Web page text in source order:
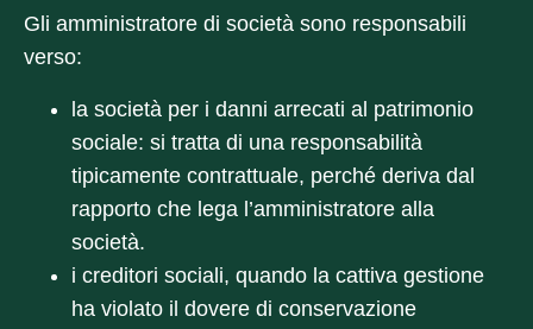
Gli amministratore di società sono responsabili
verso:
la società per i danni arrecati al patrimonio
sociale: si tratta di una responsabilità
tipicamente contrattuale, perché deriva dal
rapporto che lega l’amministratore alla
società.
i creditori sociali, quando la cattiva gestione
ha violato il dovere di conservazione